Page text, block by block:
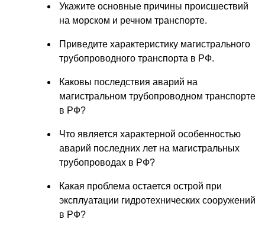
Укажите основные причины происшествий
на морском и речном транспорте.
Приведите характеристику магистрального
трубопроводного транспорта в РФ.
Каковы последствия аварий на
магистральном трубопроводном транспорте
в РФ?
Что является характерной особенностью
аварий последних лет на магистральных
трубопроводах в РФ?
Какая проблема остается острой при
эксплуатации гидротехнических сооружений
в РФ?